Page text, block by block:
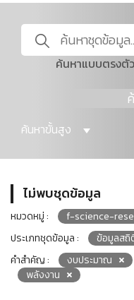
ค้นหาแบบตรงตัว
ค้นหาขั้นสูง
ไม่พบชุดข้อมูล
หมวดหมู่ :
f-science-
ประเภทชุดข้อมูล :
ข้อมูลสถิ
คำสำคัญ :
งบประมาณ
พลังงาน